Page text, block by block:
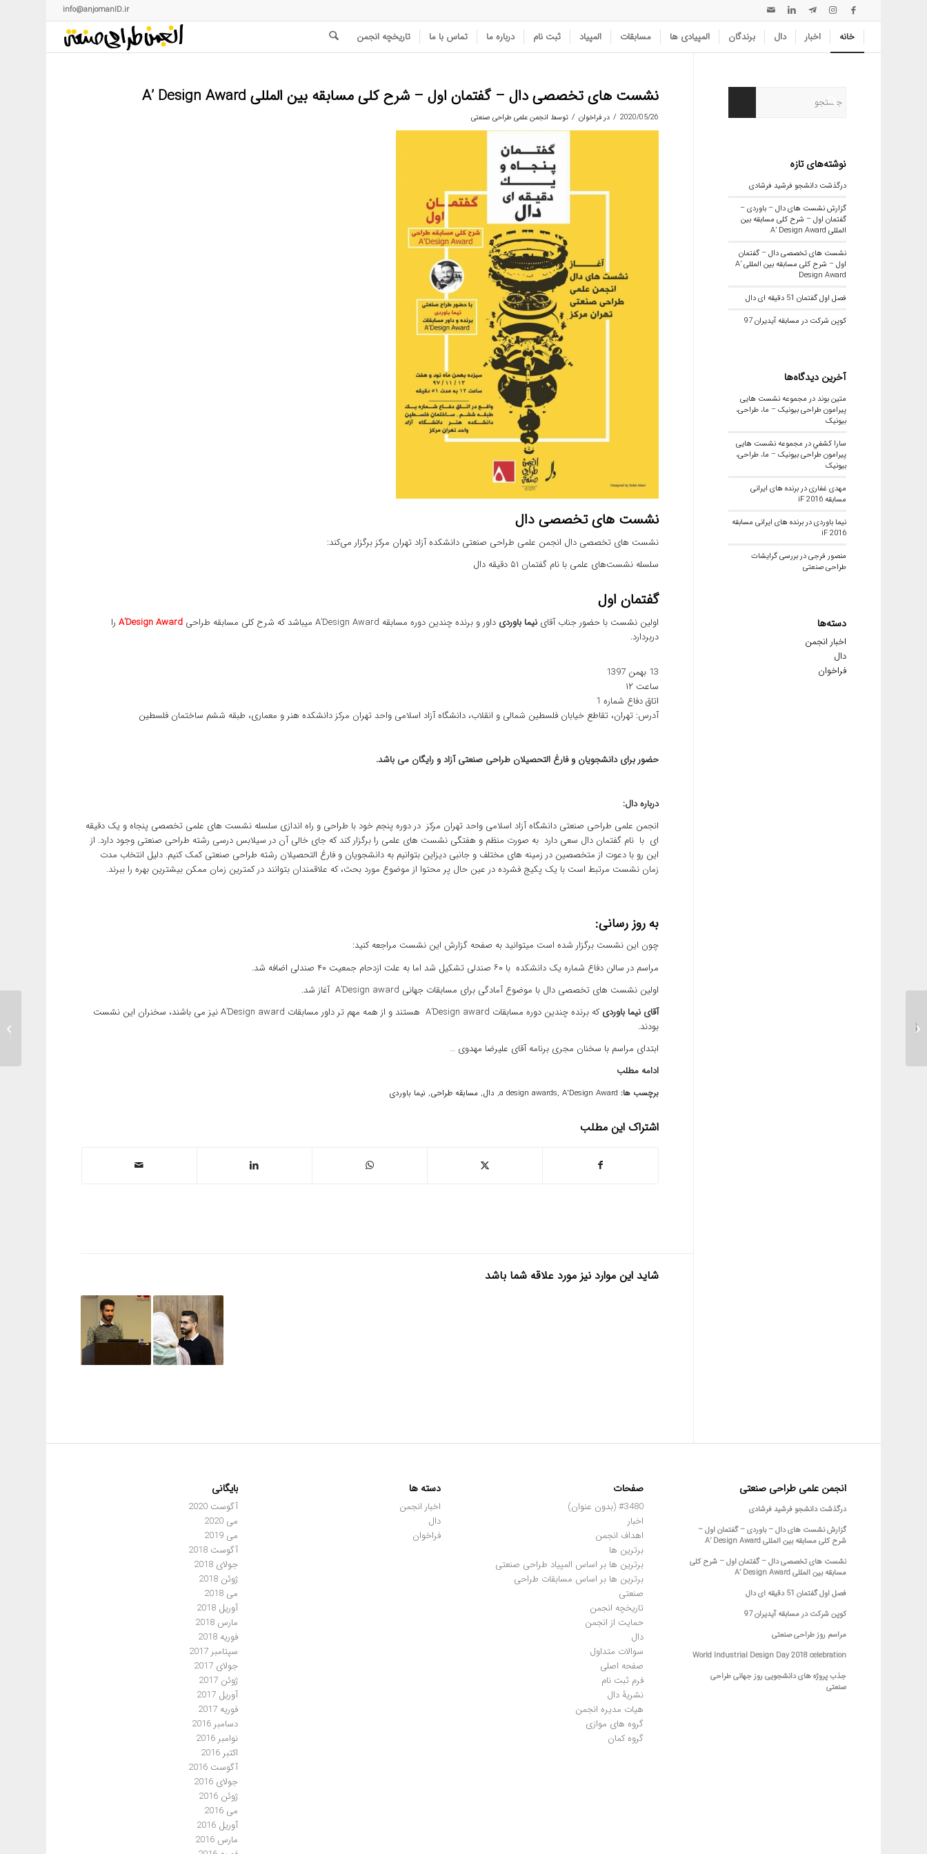
info@anjomanID.ir
خانه اخبار دال برندگان المپیادی ها مسابقات المپیاد ثبت نام درباره ما تماس با ما تاریخچه انجمن
نشست های تخصصی دال – گفتمان اول – شرح کلی مسابقه بین المللی A’ Design Award
2020/05/26
/ درفراخوان / توسط انجمن علمی طراحی صنعتی
نشست های تخصصی دال
نشست های تخصصی دال انجمن علمی طراحی صنعتی دانشکده آزاد تهران مرکز برگزار می‌کند:
سلسله نشست‌های علمی با نام گفتمان ۵۱ دقیقه دال
گفتمان اول
اولین نشست با حضور جناب آقاینیما باوردی داور و برنده چندین دوره مسابقه A’Design Award میباشد که شرح کلی مسابقه طراحیA’Design Award را
دربردارد.
13 بهمن 1397
ساعت ۱۲
اتاق دفاع شماره 1
آدرس: تهران، تقاطع خیابان فلسطین شمالی و انقلاب، دانشگاه آزاد اسلامی واحد تهران مرکز دانشکده هنر و معماری، طبقه ششم ساختمان فلسطین
حضور برای دانشجویان و فارغ ‌التحصیلان طراحی صنعتی آزاد و رایگان می باشد.
درباره دال:
انجمن علمی طراحی صنعتی دانشگاه آزاد اسلامی واحد تهران مرکز در دوره پنجم خود با طراحی و راه اندازی سلسله نشست های علمی تخصصی پنجاه و یک دقیقه
ای با نام گفتمان دال سعی دارد به صورت منظم و هفتگی نشست های علمی را برگزار کند که جای خالی آن در سیلابس درسی رشته طراحی صنعتی وجود دارد. از
این رو با دعوت از متخصصین در زمینه های مختلف و جانبی دیزاین بتوانیم به دانشجویان و فارغ التحصیلان رشته طراحی صنعتی کمک کنیم. دلیل انتخاب مدت
زمان نشست مرتبط است با یک پکیج فشرده در عین حال پر محتوا از موضوع مورد بحث، که علاقمندان بتوانند در کمترین زمان ممکن بیشترین بهره را ببرند.
به روز رسانی:
چون این نشست برگزار شده است میتوانید به صفحه گزارش این نشست مراجعه کنید:
مراسم در سالن دفاع شماره یک دانشکده با ۶۰ صندلی تشکیل شد اما به علت ازدحام جمعیت ۴۰ صندلی اضافه شد.
اولین نشست های تخصصی دال با موضوع آمادگی برای مسابقات جهانی A’Design award آغاز شد.
آقای نیما باوردی
که برنده چندین دوره مسابقات A’Design award هستند و از همه مهم تر داور مسابقات A’Design award نیز می باشند، سخنران این نشست
بودند.
ابتدای مراسم با سخنان مجری برنامه آقای علیرضا مهدوی …
ادامه مطلب
برچسب ها: a design awards, A'Design Award
,دال,مسابقه طراحی, نیما باوردی
اشتراک این مطلب
شاید این موارد نیز مورد علاقه شما باشد
نوشته‌های تازه
درگذشت دانشجو فرشید فرشادی
گزارش نشست های دال – باوردی –
گفتمان اول – شرح کلی مسابقه بین
المللی A’ Design Award
نشست های تخصصی دال – گفتمان
اول – شرح کلی مسابقه بین المللی A’
Design Award
فصل اول گفتمان 51 دقیقه ای دال
کوپن شرکت در مسابقه آیدیران 97
آخرین دیدگاه‌ها
متین بونددر مجموعه نشست هایی
پیرامون طراحی بیونیک – ما، طراحی،
بیونیک
سارا كشفيدر مجموعه نشست هایی
پیرامون طراحی بیونیک – ما، طراحی،
بیونیک
مهدی غفاریدربرنده های ایرانی
مسابقه iF 2016
نیما باوردیدربرنده های ایرانی مسابقه
iF 2016
منصور فرجیدربررسی گرایشات
طراحی صنعتی
دسته‌ها
اخبار انجمن
دال
فراخوان
انجمن علمی طراحی صنعتی
درگذشت دانشجو فرشید فرشادی
گزارش نشست های دال – باوردی – گفتمان اول –
شرح کلی مسابقه بین المللی A’ Design Award
نشست های تخصصی دال – گفتمان اول – شرح کلی
مسابقه بین المللی A’ Design Award
فصل اول گفتمان 51 دقیقه ای دال
کوپن شرکت در مسابقه آیدیران 97
مراسم روز طراحی صنعتی
World Industrial Design Day 2018 celebration
جذب پروژه های دانشجویی روز جهانی طراحی
صنعتی
صفحات
#3480 (بدون عنوان)
اخبار
اهداف انجمن
برترین ها
برترین ها بر اساس المپیاد طراحی صنعتی
برترین ها بر اساس مسابقات طراحی
صنعتی
تاریخچه انجمن
حمایت از انجمن
دال
سوالات متداول
صفحه اصلی
فرم ثبت نام
نشریۀ دال
هیات مدیره انجمن
گروه های موازی
گروه کمان
دسته ها
اخبار انجمن
دال
فراخوان
بایگانی
آگوست 2020
می 2020
می 2019
آگوست 2018
جولای 2018
ژوئن 2018
می 2018
آوریل 2018
مارس 2018
فوریه 2018
سپتامبر 2017
جولای 2017
ژوئن 2017
آوریل 2017
فوریه 2017
دسامبر 2016
نوامبر 2016
اکتبر 2016
آگوست 2016
جولای 2016
ژوئن 2016
می 2016
آوریل 2016
مارس 2016
ای دال